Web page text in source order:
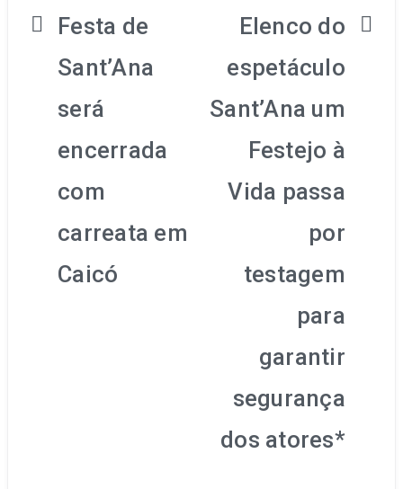
Navegação
de
Post
Festa de
Sant’Ana
será
encerrada
com
carreata em
Caicó
Elenco do
espetáculo
Sant’Ana um
Festejo à
Vida passa
por
testagem
para
garantir
segurança
dos atores*